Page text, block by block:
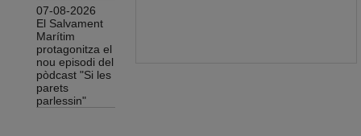
07-08-2026
El Salvament
Marítim
protagonitza el
nou episodi del
pòdcast "Si les
parets
parlessin"